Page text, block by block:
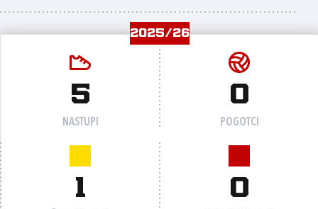
2025/26
5
NASTUPI
0
POGOTCI
1 0